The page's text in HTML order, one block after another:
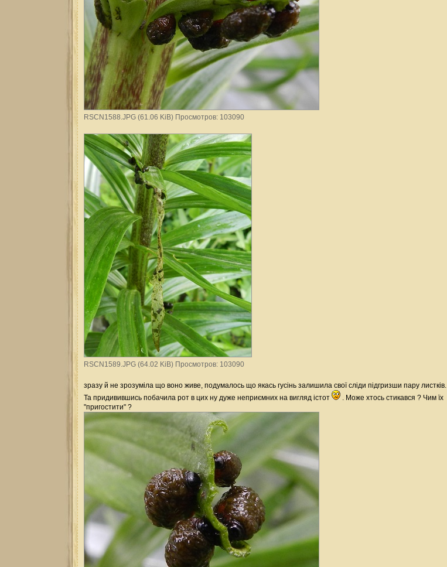
RSCN1588.JPG (61.06 KiB) Просмотров: 103090
RSCN1589.JPG (64.02 KiB) Просмотров: 103090
зразу й не зрозуміла що воно живе, подумалось що якась гусінь залишила свої сліди підгризши пару листків.
Та придивившись побачила рот в цих ну дуже неприємних на вигляд істот
. Може хтось стикався ? Чим їх
"пригостити" ?